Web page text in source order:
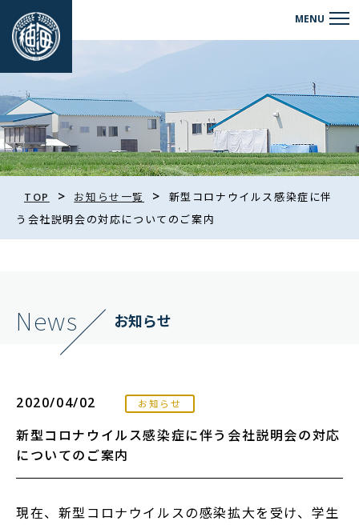
TOP > お知らせ一覧 >
新型コロナウイルス感染症に伴
う会社説明会の対応についてのご案内
News お知らせ
2020/04/02 お知らせ
新型コロナウイルス感染症に伴う会社説明会の対応
についてのご案内
現在、新型コロナウイルスの感染拡大を受け、学生